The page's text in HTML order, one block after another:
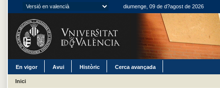
diumenge, 09 de d?agost de 2026
En vigor Avui Històric Cerca avançada
Inici